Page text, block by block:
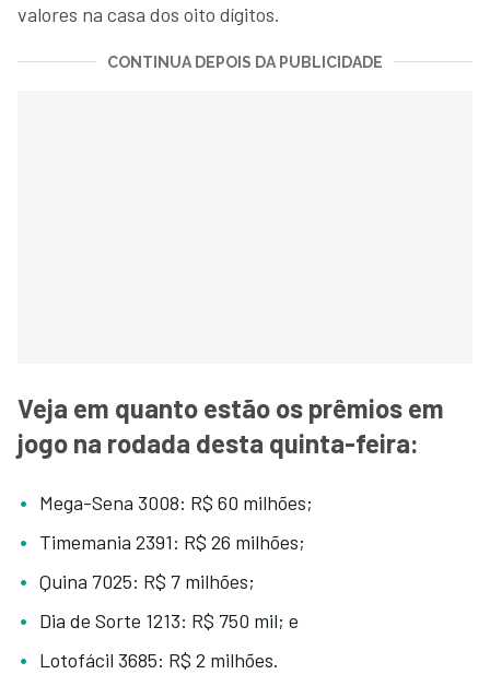
valores na casa dos oito dígitos.
CONTINUA DEPOIS DA PUBLICIDADE
Veja em quanto estão os prêmios em
jogo na rodada desta quinta-feira:
Mega-Sena 3008: R$ 60 milhões;
Timemania 2391: R$ 26 milhões;
Quina 7025: R$ 7 milhões;
Dia de Sorte 1213: R$ 750 mil; e
Lotofácil 3685: R$ 2 milhões.